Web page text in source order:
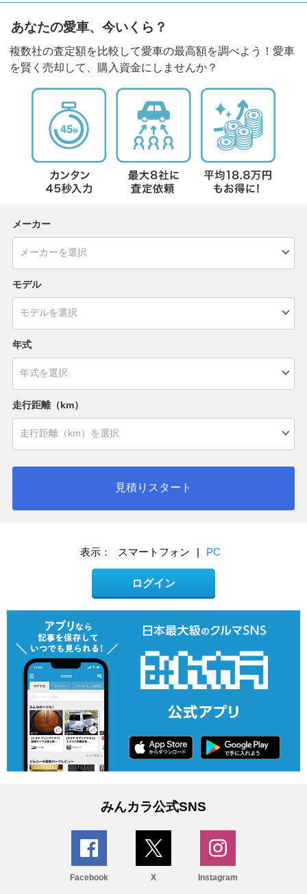
あなたの愛車、今いくら？
複数社の査定額を比較して愛車の最高額を調べよう！愛車
を賢く売却して、購入資金にしませんか？
メーカー
モデル
年式
走行距離（km）
見積りスタート
表示： スマートフォン | PC
ログイン
みんカラ公式SNS
Facebook X Instagram